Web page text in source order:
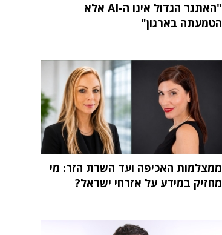
"האתגר הגדול אינו ה-AI אלא
הטמעתה בארגון"
ממצלמות האכיפה ועד השרת הזר: מי
מחזיק במידע על אזרחי ישראל?